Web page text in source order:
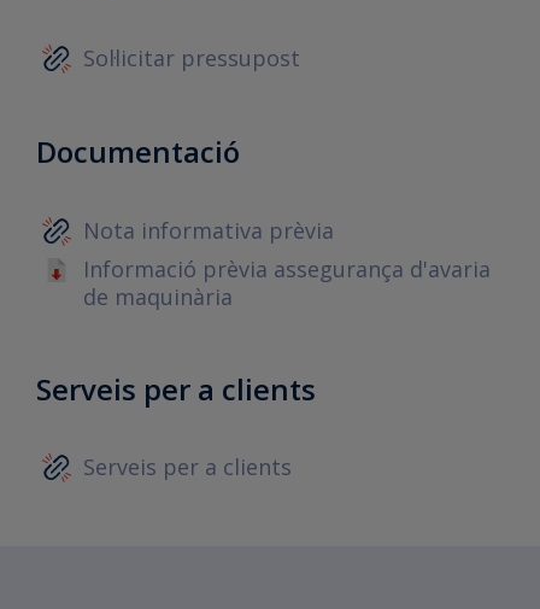
Sol·licitar pressupost
Documentació
Nota informativa prèvia
Informació prèvia assegurança d'avaria
de maquinària
Serveis per a clients
Serveis per a clients